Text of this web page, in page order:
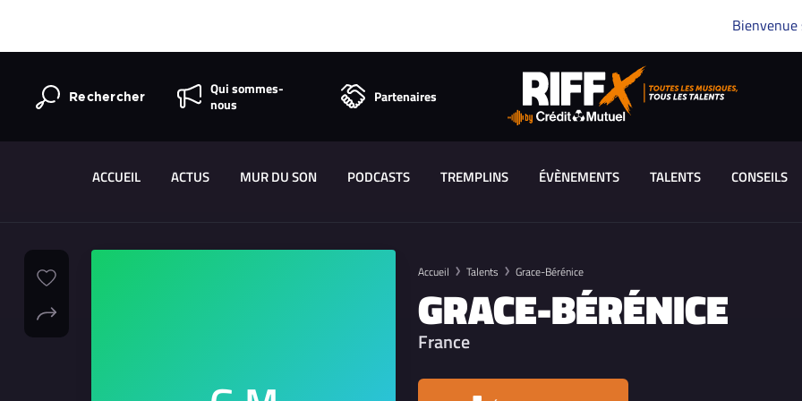
Bienvenue
Rechercher
Qui sommes-
nous
Partenaires
ACCUEIL ACTUS MUR DU SON PODCASTS TREMPLINS ÉVÈNEMENTS TALENTS CONSEILS
Accueil Talents Grace-Bérénice
GRACE-BÉRÉNICE
France